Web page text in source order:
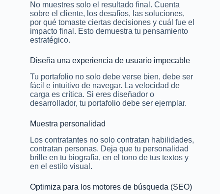
No muestres solo el resultado final. Cuenta
sobre el cliente, los desafíos, las soluciones,
por qué tomaste ciertas decisiones y cuál fue el
impacto final. Esto demuestra tu pensamiento
estratégico.
Diseña una experiencia de usuario impecable
Tu portafolio no solo debe verse bien, debe ser
fácil e intuitivo de navegar. La velocidad de
carga es crítica. Si eres diseñador o
desarrollador, tu portafolio debe ser ejemplar.
Muestra personalidad
Los contratantes no solo contratan habilidades,
contratan personas. Deja que tu personalidad
brille en tu biografía, en el tono de tus textos y
en el estilo visual.
Optimiza para los motores de búsqueda (SEO)